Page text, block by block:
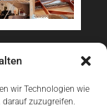
wir Technologien wie
zuzugreifen.